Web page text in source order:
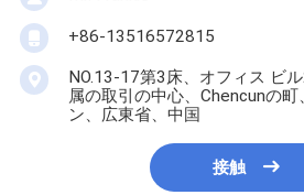
+86-13516572815
NO.13-17第3床、オフィス ビ
属の取引の中心、Chencunの
ン、広東省、中国
接触